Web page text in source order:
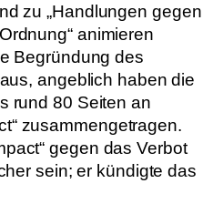
zu „Handlungen gegen
animieren
Begründung des
angeblich haben die
rund 80 Seiten an
zusammengetragen.
gegen das Verbot
sein; er kündigte das